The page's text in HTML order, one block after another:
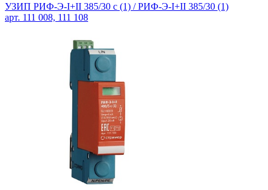
УЗИП РИФ-Э-I+II 385/30 с (1) / РИФ-Э-I+II 385/30 (1)
арт. 111 008, 111 108